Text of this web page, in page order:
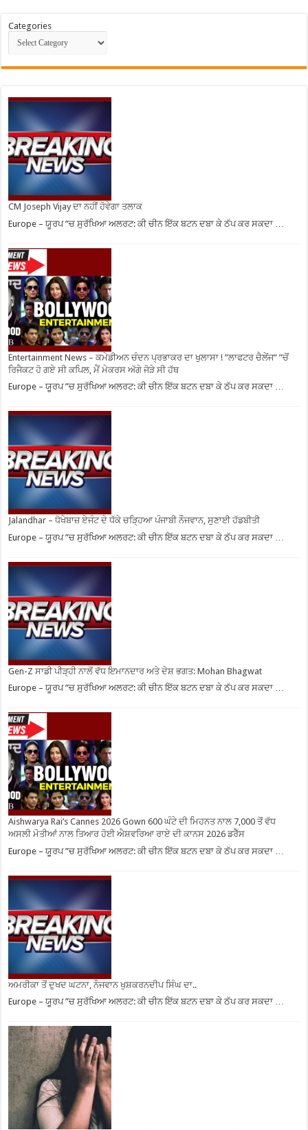
Categories
CM Joseph Vijay ਦਾ ਨਹੀਂ ਹੋਵੇਗਾ ਤਲਾਕ
Europe – ਯੂਰਪ ”ਚ ਸੁਰੱਖਿਆ ਅਲਰਟ: ਕੀ ਚੀਨ ਇੱਕ ਬਟਨ ਦਬਾ ਕੇ ਠੱਪ ਕਰ ਸਕਦਾ …
Entertainment News – ਕਮੇਡੀਅਨ ਚੰਦਨ ਪ੍ਰਭਾਕਰ ਦਾ ਖੁਲਾਸਾ ! ”ਲਾਫਟਰ ਚੈਲੇਂਜ” ”ਚੋਂ
ਰਿਜੈਕਟ ਹੋ ਗਏ ਸੀ ਕਪਿਲ, ਮੈਂ ਮੇਕਰਸ ਅੱਗੇ ਜੋੜੇ ਸੀ ਹੱਥ
Europe – ਯੂਰਪ ”ਚ ਸੁਰੱਖਿਆ ਅਲਰਟ: ਕੀ ਚੀਨ ਇੱਕ ਬਟਨ ਦਬਾ ਕੇ ਠੱਪ ਕਰ ਸਕਦਾ …
Jalandhar – ਧੋਖੇਬਾਜ਼ ਏਜੰਟ ਦੇ ਧੱਕੇ ਚੜ੍ਹਿਆ ਪੰਜਾਬੀ ਨੌਜਵਾਨ, ਸੁਣਾਈ ਹੱਡਬੀਤੀ
Europe – ਯੂਰਪ ”ਚ ਸੁਰੱਖਿਆ ਅਲਰਟ: ਕੀ ਚੀਨ ਇੱਕ ਬਟਨ ਦਬਾ ਕੇ ਠੱਪ ਕਰ ਸਕਦਾ …
Gen-Z ਸਾਡੀ ਪੀੜ੍ਹੀ ਨਾਲੋਂ ਵੱਧ ਇਮਾਨਦਾਰ ਅਤੇ ਦੇਸ਼ ਭਗਤ: Mohan Bhagwat
Europe – ਯੂਰਪ ”ਚ ਸੁਰੱਖਿਆ ਅਲਰਟ: ਕੀ ਚੀਨ ਇੱਕ ਬਟਨ ਦਬਾ ਕੇ ਠੱਪ ਕਰ ਸਕਦਾ …
Aishwarya Rai’s Cannes 2026 Gown 600 ਘੰਟੇ ਦੀ ਮਿਹਨਤ ਨਾਲ 7,000 ਤੋਂ ਵੱਧ
ਅਸਲੀ ਮੋਤੀਆਂ ਨਾਲ ਤਿਆਰ ਹੋਈ ਐਸ਼ਵਰਿਆ ਰਾਏ ਦੀ ਕਾਨਸ 2026 ਡਰੈੱਸ
Europe – ਯੂਰਪ ”ਚ ਸੁਰੱਖਿਆ ਅਲਰਟ: ਕੀ ਚੀਨ ਇੱਕ ਬਟਨ ਦਬਾ ਕੇ ਠੱਪ ਕਰ ਸਕਦਾ …
ਅਮਰੀਕਾ ਤੋਂ ਦੁਖਦ ਘਟਨਾ, ਨੌਜਵਾਨ ਖੁਸ਼ਕਰਨਦੀਪ ਸਿੰਘ ਦਾ..
Europe – ਯੂਰਪ ”ਚ ਸੁਰੱਖਿਆ ਅਲਰਟ: ਕੀ ਚੀਨ ਇੱਕ ਬਟਨ ਦਬਾ ਕੇ ਠੱਪ ਕਰ ਸਕਦਾ …